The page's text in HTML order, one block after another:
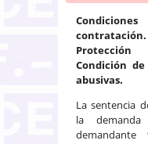
Condición
abusivas.
La sentencia
la